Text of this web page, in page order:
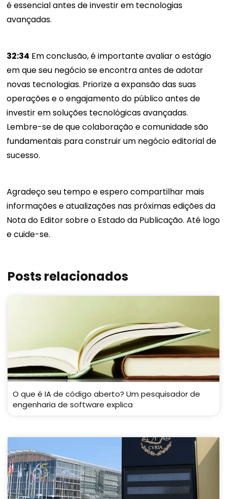
é essencial antes de investir em tecnologias
avançadas.
32:34 Em conclusão, é importante avaliar o estágio
em que seu negócio se encontra antes de adotar
novas tecnologias. Priorize a expansão das suas
operações e o engajamento do público antes de
investir em soluções tecnológicas avançadas.
Lembre-se de que colaboração e comunidade são
fundamentais para construir um negócio editorial de
sucesso.
Agradeço seu tempo e espero compartilhar mais
informações e atualizações nas próximas edições da
Nota do Editor sobre o Estado da Publicação. Até logo
e cuide-se.
Posts relacionados
O que é IA de código aberto? Um pesquisador de
engenharia de software explica